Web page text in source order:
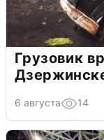
Грузовик
6 августа 14